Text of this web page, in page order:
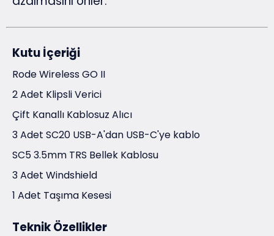
Kutu İçeriği
Rode Wireless GO II
2 Adet Klipsli Verici
Çift Kanallı Kablosuz Alıcı
3 Adet SC20 USB-A'dan USB-C'ye kablo
SC5 3.5mm TRS Bellek Kablosu
3 Adet Windshield
1 Adet Taşıma Kesesi
Teknik Özellikler